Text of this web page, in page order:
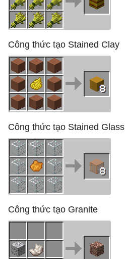
Công thức tạo Stained Clay
Công thức tạo Stained Glass
Công thức tạo Granite